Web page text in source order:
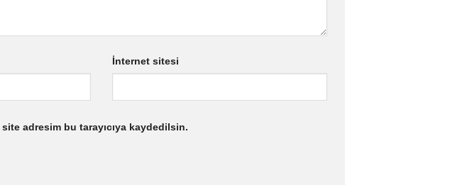
İnternet sitesi
adresim bu tarayıcıya kaydedilsin.